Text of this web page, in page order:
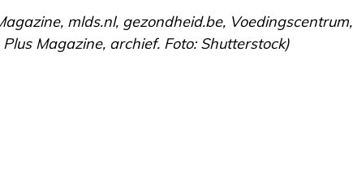
mlds.nl, gezondheid.be, Voedingscentrum,
Magazine, archief. Foto: Shutterstock)